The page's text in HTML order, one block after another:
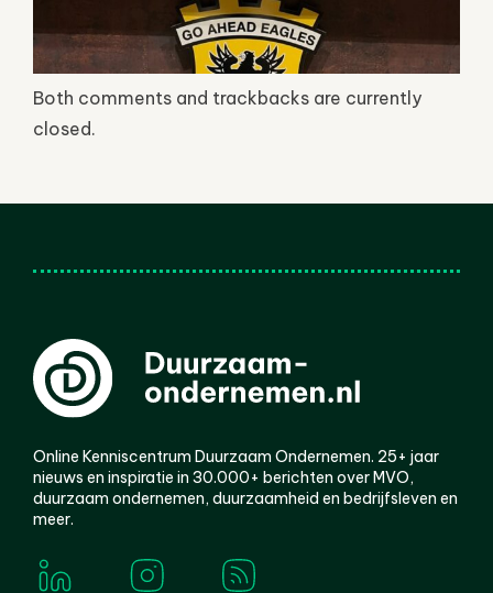
Both comments and trackbacks are currently
closed.
Online Kenniscentrum Duurzaam Ondernemen. 25+ jaar
nieuws en inspiratie in 30.000+ berichten over MVO,
duurzaam ondernemen, duurzaamheid en bedrijfsleven en
meer.